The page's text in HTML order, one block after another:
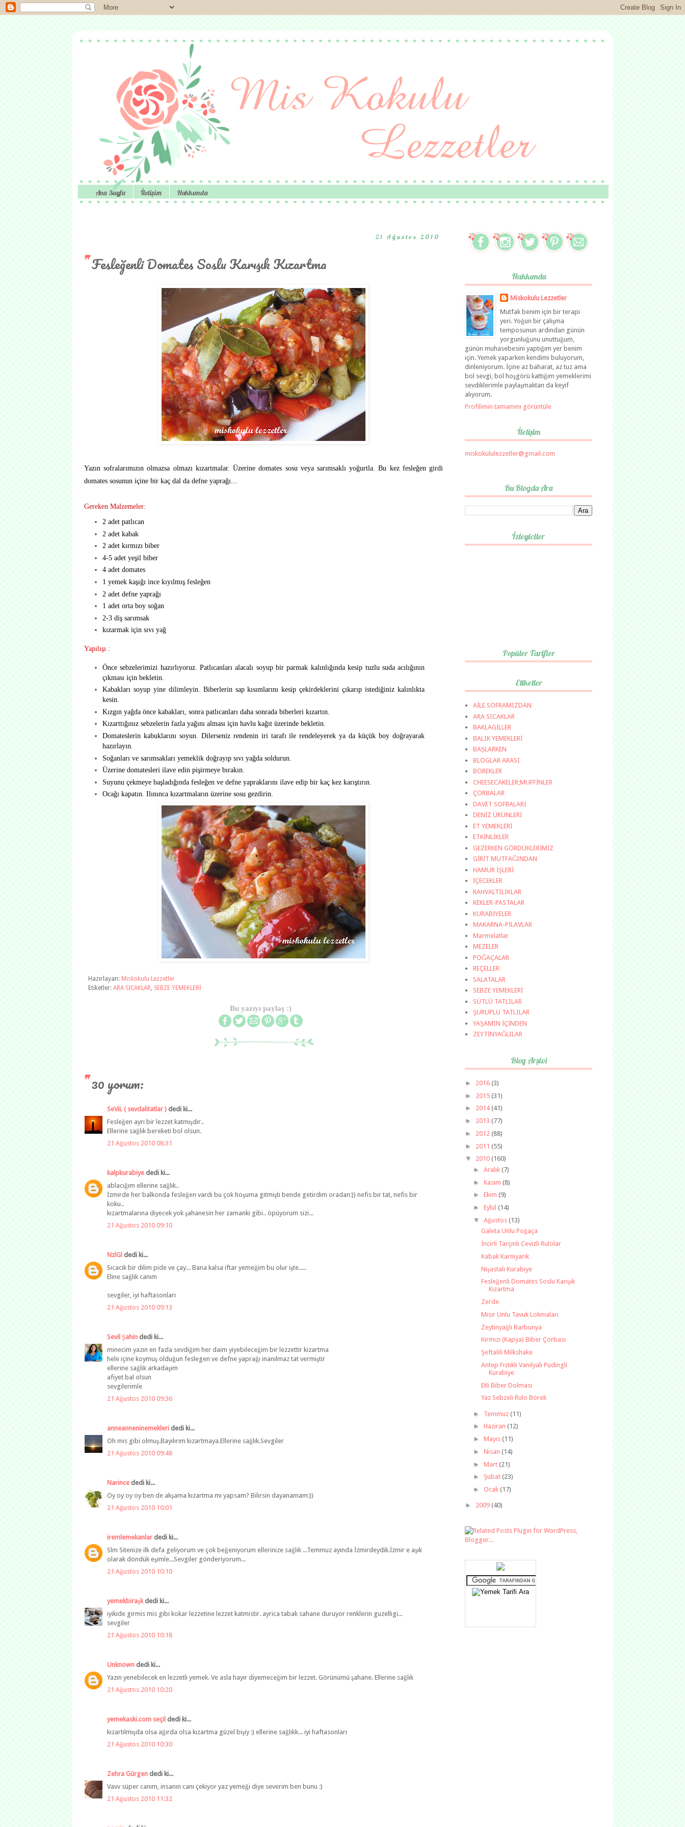
Ana Sayfa İletişim Hakkımda
21 Ağustos 2010
Fesleğenli Domates Soslu Karışık Kızartma
Yazın sofralarımızın olmazsa olmazı kızartmalar. Üzerine domates sosu veya sarımsaklı yoğurtla. Bu kez fesleğen girdi
domates sosunun içine bir kaç dal da defne yaprağı...
Gereken Malzemeler:
2 adet patlıcan
2 adet kabak
2 adet kırmızı biber
4-5 adet yeşil biber
4 adet domates
1 yemek kaşığı ince kıyılmış fesleğen
2 adet defne yaprağı
1 adet orta boy soğan
2-3 diş sarımsak
kızarmak için sıvı yağ
Yapılışı :
Önce sebzelerimizi hazırlıyoruz. Patlıcanları alacalı soyup bir parmak kalınlığında kesip tuzlu suda acılığının
çıkması için bekletin.
Kabakları soyup yine dilimleyin. Biberlerin sap kısımlarını kesip çekirdeklerini çıkarıp istediğiniz kalınlıkta
kesin.
Kızgın yağda önce kabakları, sonra patlıcanları daha sonrada biberleri kızartın.
Kızarttığınız sebzelerin fazla yağını alması için havlu kağıt üzerinde bekletin.
Domateslerin kabuklarını soyun. Dilerseniz rendenin iri tarafı ile rendeleyerek ya da küçük boy doğrayarak
hazırlayın.
Soğanları ve sarımsakları yemeklik doğrayıp sıvı yağda soldurun.
Üzerine domatesleri ilave edin pişirmeye bırakın.
Suyunu çekmeye başladığında fesleğen ve defne yapraklarını ilave edip bir kaç kez karıştırın.
Ocağı kapatın. Ilınınca kızartmaların üzerine sosu gezdirin.
Hazırlayan: Miskokulu Lezzetler
Etiketler: ARA SICAKLAR, SEBZE YEMEKLERİ
Bu yazıyı paylaş :)
30 yorum:
SeViL ( sevdalitatlar ) dedi ki...
Fesleğen ayrı bir lezzet katmışdır..
Ellerine sağlık bereketi bol olsun.
21 Ağustos 2010 08:31
kalpkurabiye dedi ki...
ablacığım ellerine sağlık..
İzmirde her balkonda fesleğen vardı bu çok hoşuma gitmişti bende getirdim oradan:)) nefis bir tat, nefis bir
koku..
kızartmalarına diyecek yok şahanesin her zamanki gibi.. öpüyorum sizi...
21 Ağustos 2010 09:10
NzlGl dedi ki...
Sıcacık bir dilim pide ve çay... Bana kalsa iftar yemeğim bu olur işte.....
Eline sağlık canım
sevgiler, iyi haftasonları
21 Ağustos 2010 09:13
Sevil Şahin dedi ki...
minecim yazın en fazla sevdiğim her daim yiyebileceğim bir lezzettir kızartma
hele içine koymuş olduğun feslegen ve defne yaprağı inanılmaz tat vermiştir
ellerine sağlık arkadaşım
afiyet bal olsun
sevgilerimle
21 Ağustos 2010 09:36
anneanneninemekleri dedi ki...
Oh mis gibi olmuş.Bayılırım kızartmaya.Ellerine sağlık.Sevgiler
21 Ağustos 2010 09:48
Narince dedi ki...
Oy oy oy oy ben de akşama kızartma mı yapsam? Bilirsin dayanamam:))
21 Ağustos 2010 10:01
iremlemekanlar dedi ki...
Slm Sitenize ilk defa geliyorum ve çok beğeniyorum ellerinize sağlık ...Temmuz ayında İzmirdeydik.İzmir e aşık
olarak döndük eşimle...Sevgiler gönderiyorum...
21 Ağustos 2010 10:10
yemekbiraşkdedi ki...
iyikide girmis mis gibi kokar lezzetine lezzet katmistir. ayrica tabak sahane duruyor renklerin guzelligi...
sevgiler
21 Ağustos 2010 10:18
Unknown dedi ki...
Yazın yenebilecek en lezzetli yemek. Ve asla hayır diyemeceğim bir lezzet. Görünümü şahane. Ellerine sağlık
21 Ağustos 2010 10:20
yemekaski.com seçil dedi ki...
kızartılmışda olsa ağırda olsa kızartma güzel bişiy :) ellerine sağlıkk... iyi haftasonları
21 Ağustos 2010 10:30
Zehra Gürgen dedi ki...
Vavv süper canım, insanın canı çekiyor yaz yemeği diye severim ben bunu :)
21 Ağustos 2010 11:32
Hakkımda
Miskokulu Lezzetler
Mutfak benim için bir terapi
yeri. Yoğun bir çalışma
temposunun ardından günün
yorgunluğunu unuttuğum,
günün muhasebesini yaptığım yer benim
için. Yemek yaparken kendimi buluyorum,
dinleniyorum. İçine az baharat, az tuz ama
bol sevgi, bol hoşgörü kattığım yemeklerimi
sevdiklerimle paylaşmaktan da keyif
alıyorum.
Profilimin tamamını görüntüle
İletişim
miskokululezzetler@gmail.com
Bu Blogda Ara
İzleyiciler
Popüler Tarifler
Etiketler
AİLE SOFRAMIZDAN
ARA SICAKLAR
BAKLAGİLLER
BALIK YEMEKLERİ
BAŞLARKEN
BLOGLAR ARASI
BÖREKLER
CHEESECAKELER;MUFFİNLER
ÇORBALAR
DAVET SOFRALARI
DENİZ ÜRÜNLERİ
ET YEMEKLERİ
ETKİNLİKLER
GEZERKEN GÖRDÜKLERİMİZ
GİRİT MUTFAĞINDAN
HAMUR İŞLERİ
İÇECEKLER
KAHVALTILIKLAR
KEKLER-PASTALAR
KURABİYELER
MAKARNA-PİLAVLAR
Marmelatlar
MEZELER
POĞAÇALAR
REÇELLER
SALATALAR
SEBZE YEMEKLERİ
SÜTLÜ TATLILAR
ŞURUPLU TATLILAR
YAŞAMIN İÇİNDEN
ZEYTİNYAĞLILAR
Blog Arşivi
► 2016 (3)
► 2015 (31)
► 2014(41)
► 2013 (77)
► 2012 (88)
► 2011 (55)
▼ 2010 (160)
► Aralık (7)
► Kasım (8)
► Ekim (9)
► Eylül (14)
▼ Ağustos (13)
Galeta Unlu Poğaça
İncirli Tarçınlı Cevizli Rulolar
Kabak Karnıyarık
Nişastalı Kurabiye
Fesleğenli Domates Soslu Karışık
Kızartma
Zerde
Mısır Unlu Tavuk Lokmaları
Zeytinyağlı Barbunya
Kırmızı (Kapya) Biber Çorbası
Şeftalili Milkshake
Antep Fıstıklı Vanilyalı Pudingli
Kurabiye
Etli Biber Dolması
Yaz Sebzeli Rulo Börek
► Temmuz (11)
► Haziran (12)
► Mayıs (11)
► Nisan (14)
► Mart (21)
► Şubat (23)
► Ocak (17)
► 2009 (40)